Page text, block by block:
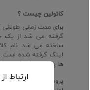
کائولین چیست ؟
برای مدت زمانی
گرفته می شد از یک
ساخته می شد. نام
لینگ گرفته شده است.
ها پروسلان (Procelain) برداشت می شود.
پروسلان به ارتباط